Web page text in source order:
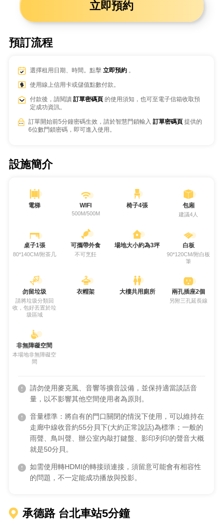
立即預約
預訂流程
選擇租用日期、時間。點擊 立即預約 。
使用線上信用卡或儲值點數付款。
付款後，請閱讀訂單密碼頁 的使用須知，也可至電子信箱收取預
定成功資訊。
訂單開始前5分鐘密碼生效，請於智慧門鎖輸入 訂單密碼頁 提供的
6位數門鎖密碼，即可進入使用。
設施簡介
電梯 WIFI
500M/500M
椅子4張 包廂
建議4人
桌子1張
80*140CM/附茶几
可攜帶外食
不可烹飪
場地大小約為3坪 白板
90*120CM/附白板
筆
勿留垃圾
請將垃圾分類回
收，包好丟置於垃
圾區域
衣帽架 大樓共用廁所 兩孔插座2個
另附三孔延長線
非無障礙空間
本場地非無障礙空
間
請勿使用麥克風、音響等擴音設備，並保持適當談話音
量，以不影響其他空間使用者為原則。
音量標準：將自有的門口關閉的情況下使用，可以維持在
走廊中線收音約55分貝下(大約正常說話)為標準；一般的
雨聲、鳥叫聲、辦公室內敲打鍵盤、影印列印的聲音大概
就是50分貝。
如需使用轉HDMI的轉接頭連接，須留意可能會有相容性
的問題，不一定能成功播放與投影。
承德路 台北車站5分鐘